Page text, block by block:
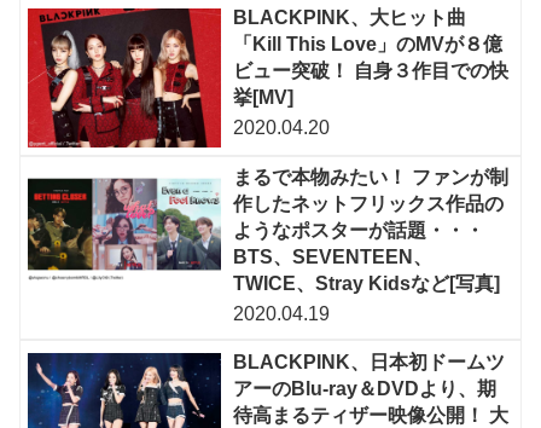
BLACKPINK、大ヒット曲
「Kill This Love」のMVが８億
ビュー突破！ 自身３作目での快
挙[MV]
2020.04.20
まるで本物みたい！ ファンが制
作したネットフリックス作品の
ようなポスターが話題・・・
BTS、SEVENTEEN、
TWICE、Stray Kidsなど[写真]
2020.04.19
BLACKPINK、日本初ドームツ
アーのBlu-ray＆DVDより、期
待高まるティザー映像公開！ 大